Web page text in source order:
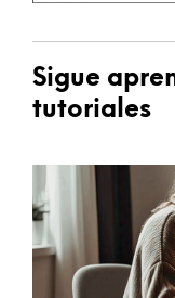
Sigue
tutoriales